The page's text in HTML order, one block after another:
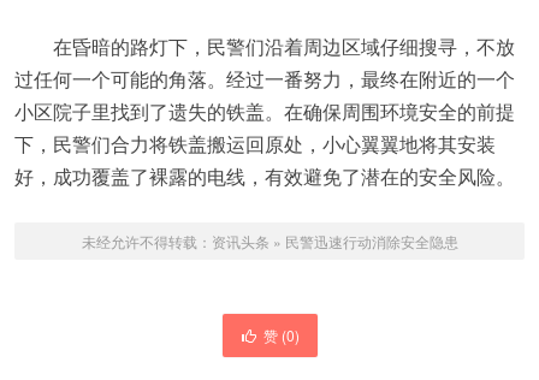
在昏暗的路灯下，民警们沿着周边区域仔细搜寻，不放
过任何一个可能的角落。经过一番努力，最终在附近的一个
小区院子里找到了遗失的铁盖。在确保周围环境安全的前提
下，民警们合力将铁盖搬运回原处，小心翼翼地将其安装
好，成功覆盖了裸露的电线，有效避免了潜在的安全风险。
未经允许不得转载： 资讯头条 » 民警迅速行动消除安全隐患
赞 (0)